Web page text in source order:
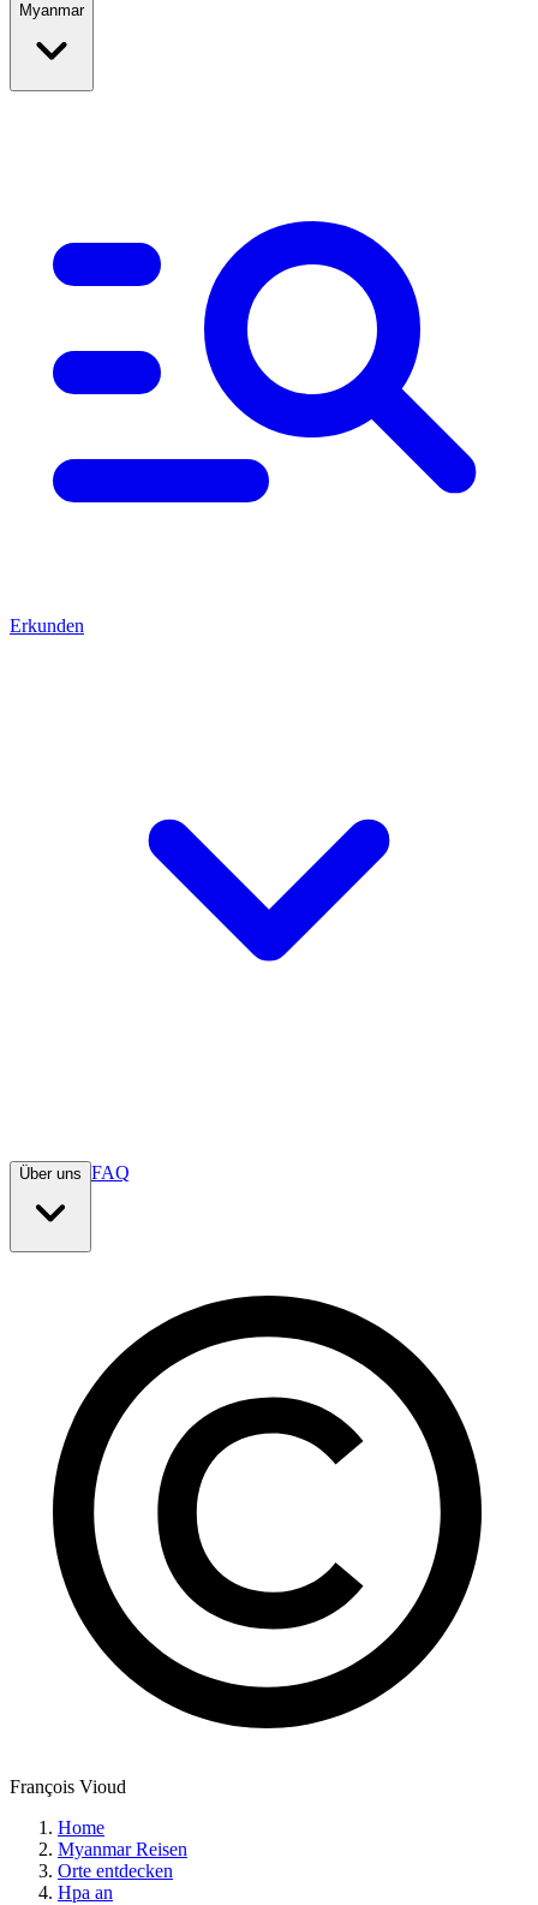
Myanmar
Erkunden
Über uns FAQ
François Vioud
Home
Myanmar Reisen
Orte entdecken
Hpa an